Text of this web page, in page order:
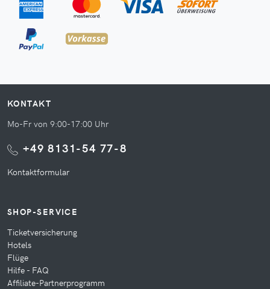
KONTAKT
Mo-Fr von 9:00-17:00 Uhr
+49 8131-54 77-8
Kontaktformular
SHOP-SERVICE
Ticketversicherung
Hotels
Flüge
Hilfe - FAQ
Affiliate-Partnerprogramm